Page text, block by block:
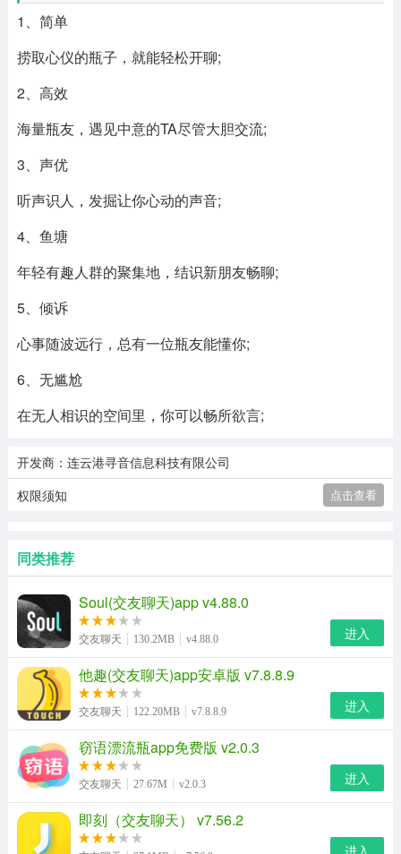
1、简单
捞取心仪的瓶子，就能轻松开聊;
2、高效
海量瓶友，遇见中意的TA尽管大胆交流;
3、声优
听声识人，发掘让你心动的声音;
4、鱼塘
年轻有趣人群的聚集地，结识新朋友畅聊;
5、倾诉
心事随波远行，总有一位瓶友能懂你;
6、无尴尬
在无人相识的空间里，你可以畅所欲言;
开发商：连云港寻音信息科技有限公司
权限须知
点击查看
同类推荐
Soul(交友聊天)app v4.88.0
交友聊天 130.2MB v4.88.0 进入
他趣(交友聊天)app安卓版 v7.8.8.9
交友聊天 122.20MB v7.8.8.9 进入
窃语漂流瓶app免费版 v2.0.3
交友聊天 27.67M v2.0.3 进入
即刻（交友聊天） v7.56.2
进入